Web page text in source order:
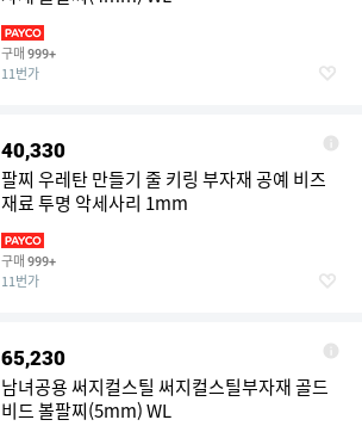
구매 999+
11번가
40,330
팔찌 우레탄 만들기 줄 키링 부자재 공예 비즈
재료 투명 악세사리 1mm
구매 999+
11번가
65,230
남녀공용 써지컬스틸 써지컬스틸부자재 골드
비드 볼팔찌(5mm) WL